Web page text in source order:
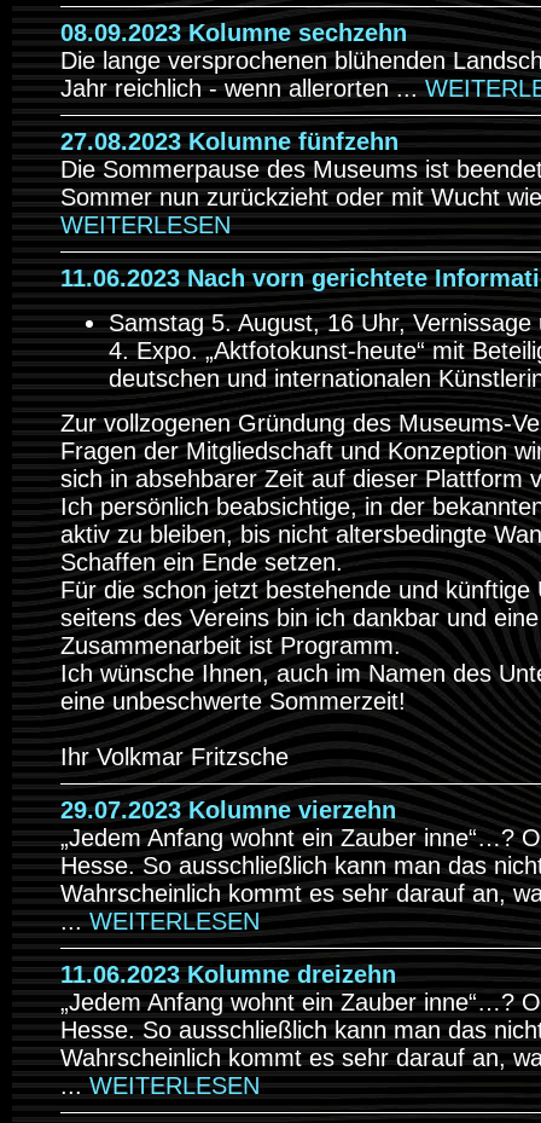
08.09.2023 Kolumne sechzehn
Die lange versprochenen blühenden
Jahr reichlich - wenn allerorten ...
27.08.2023 Kolumne fünfzehn
Die Sommerpause des Museums ist
Sommer nun zurückzieht oder mit Wucht
WEITERLESEN
11.06.2023 Nach vorn gerichtete
Samstag 5. August, 16 Uhr,
4. Expo. „Aktfotokunst-heute“ mit
deutschen und internationalen
Zur vollzogenen Gründung des Museums-
Fragen der Mitgliedschaft und Konzeption
sich in absehbarer Zeit auf dieser Plattform
Ich persönlich beabsichtige, in der
aktiv zu bleiben, bis nicht altersbedingte
Schaffen ein Ende setzen.
Für die schon jetzt bestehende und künftige
seitens des Vereins bin ich dankbar und
Zusammenarbeit ist Programm.
Ich wünsche Ihnen, auch im Namen des
eine unbeschwerte Sommerzeit!
Ihr Volkmar Fritzsche
29.07.2023 Kolumne vierzehn
„Jedem Anfang wohnt ein Zauber inne“…?
Hesse. So ausschließlich kann man das
Wahrscheinlich kommt es sehr darauf an,
...WEITERLESEN
11.06.2023 Kolumne dreizehn
„Jedem Anfang wohnt ein Zauber inne“…?
Hesse. So ausschließlich kann man das
Wahrscheinlich kommt es sehr darauf an,
...WEITERLESEN